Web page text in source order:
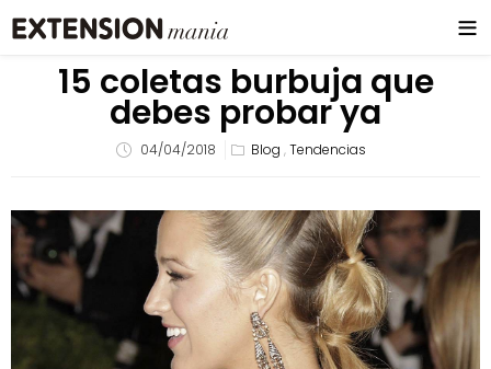
15 coletas burbuja que
debes probar ya
04/04/2018 Blog ,Tendencias